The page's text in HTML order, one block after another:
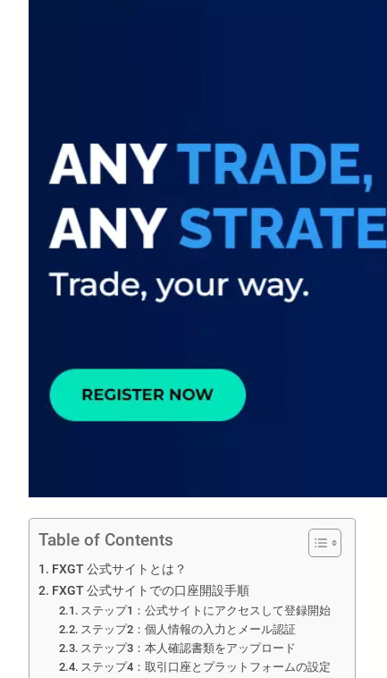
Table of Contents
FXGT 公式サイトとは？
FXGT 公式サイトでの口座開設手順
ステップ1：公式サイトにアクセスして登録開始
ステップ2：個人情報の入力とメール認証
ステップ3：本人確認書類をアップロード
ステップ4：取引口座とプラットフォームの設定